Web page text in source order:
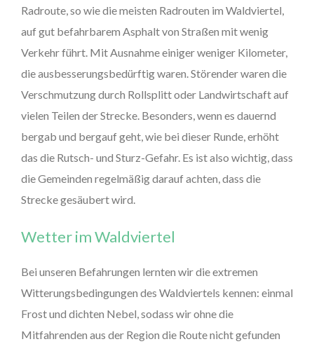
Radroute, so wie die meisten Radrouten im Waldviertel,
auf gut befahrbarem Asphalt von Straßen mit wenig
Verkehr führt. Mit Ausnahme einiger weniger Kilometer,
die ausbesserungsbedürftig waren. Störender waren die
Verschmutzung durch Rollsplitt oder Landwirtschaft auf
vielen Teilen der Strecke. Besonders, wenn es dauernd
bergab und bergauf geht, wie bei dieser Runde, erhöht
das die Rutsch- und Sturz-Gefahr. Es ist also wichtig, dass
die Gemeinden regelmäßig darauf achten, dass die
Strecke gesäubert wird.
Wetter im Waldviertel
Bei unseren Befahrungen lernten wir die extremen
Witterungsbedingungen des Waldviertels kennen: einmal
Frost und dichten Nebel, sodass wir ohne die
Mitfahrenden aus der Region die Route nicht gefunden